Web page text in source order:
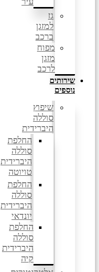
גז
למזגן
ברכב
מפוח
מזגן
לרכב
שירותים
נוספים
שיפוץ
סוללה
היברידית
החלפת
סוללה
היברידית
טויוטה
החלפת
סוללה
היברידית
יונדאי
החלפת
סוללה
היברידית
קיה